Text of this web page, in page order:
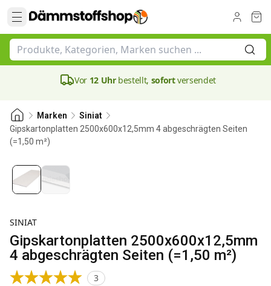
Vor 12 Uhrbestellt, sofortversendet
Marken
Siniat
Gipskartonplatten 2500x600x12,5mm 4 abgeschrägten Seiten
(=1,50 m²)
SINIAT
Gipskartonplatten 2500x600x12,5mm
4 abgeschrägten Seiten (=1,50 m²)
3